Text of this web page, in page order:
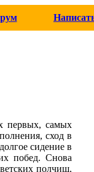
первых, самых
сход в
сидение в
побед. Снова
полчищ,